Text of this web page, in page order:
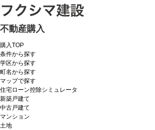
不動産購入
購入TOP
条件から探す
学区から探す
町名から探す
マップで探す
住宅ローン控除シミュレータ
新築戸建て
中古戸建て
マンション
土地